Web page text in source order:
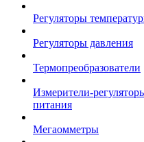
Регуляторы
Регуляторы давления
Термопреобразователи
Измерители-
питания
Мегаомметры